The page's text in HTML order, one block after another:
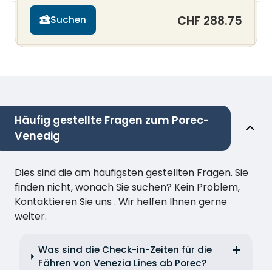
Suchen CHF 288.75
Häufig gestellte Fragen zum Porec-
Venedig
Dies sind die am häufigsten gestellten Fragen. Sie
finden nicht, wonach Sie suchen? Kein Problem,
Kontaktieren Sie uns . Wir helfen Ihnen gerne
weiter.
Was sind die Check-in-Zeiten für die
Fähren von Venezia Lines ab Porec?